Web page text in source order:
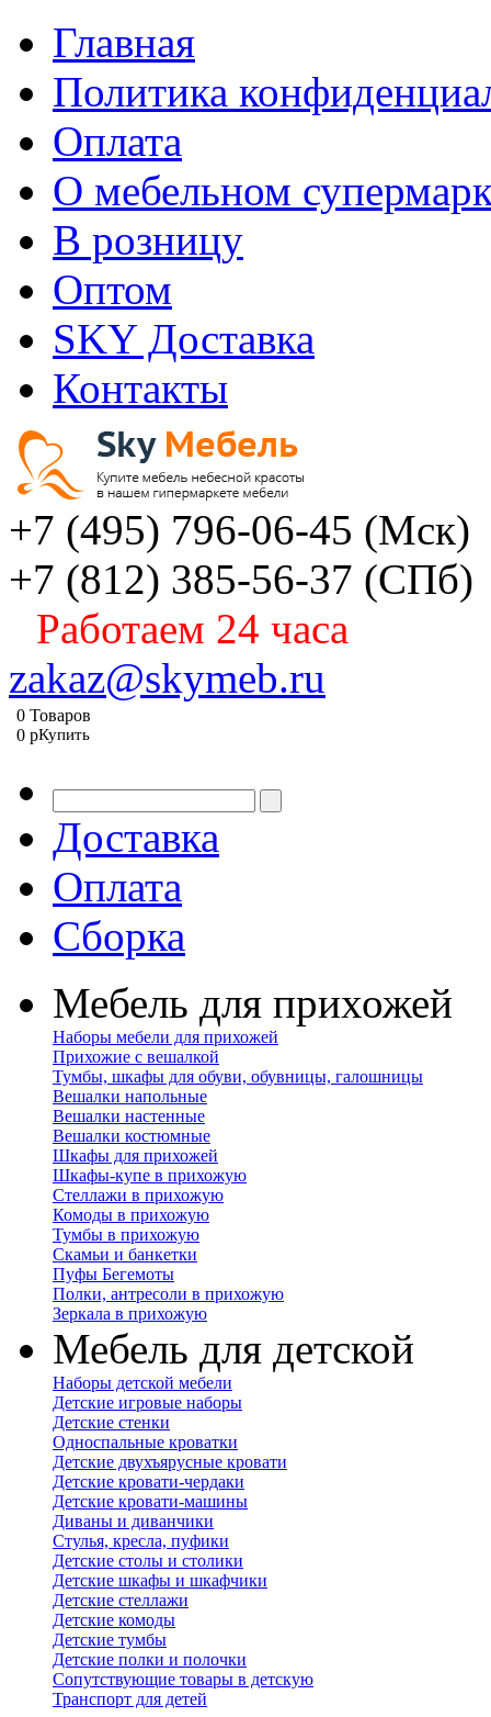
Главная
Политика
Оплата
О мебельном
В розницу
Оптом
SKY Доставка
Контакты
+7 (495) 796-06-45 (Мск)
+7 (812) 385-56-37 (СПб)
Работаем 24 часа
zakaz@skymeb.ru
0 Товаров
0 pКупить
Доставка
Оплата
Сборка
Мебель для прихожей
Наборы мебели для прихожей
Прихожие с вешалкой
Тумбы, шкафы для обуви, обувницы, галошницы
Вешалки напольные
Вешалки настенные
Вешалки костюмные
Шкафы для прихожей
Шкафы-купе в прихожую
Стеллажи в прихожую
Комоды в прихожую
Тумбы в прихожую
Скамьи и банкетки
Пуфы Бегемоты
Полки, антресоли в прихожую
Зеркала в прихожую
Мебель для детской
Наборы детской мебели
Детские игровые наборы
Детские стенки
Односпальные кроватки
Детские двухъярусные кровати
Детские кровати-чердаки
Детские кровати-машины
Диваны и диванчики
Стулья, кресла, пуфики
Детские столы и столики
Детские шкафы и шкафчики
Детские стеллажи
Детские комоды
Детские тумбы
Детские полки и полочки
Сопутствующие товары в детскую
Транспорт для детей